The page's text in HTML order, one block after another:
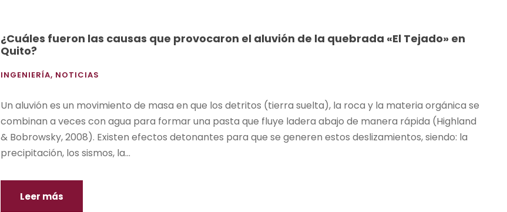
¿Cuáles fueron las causas que provocaron el aluvión de la quebrada «El Tejado» en
Quito?
INGENIERÍA, NOTICIAS
Un aluvión es un movimiento de masa en que los detritos (tierra suelta), la roca y la materia orgánica se
combinan a veces con agua para formar una pasta que fluye ladera abajo de manera rápida (Highland
& Bobrowsky, 2008). Existen efectos detonantes para que se generen estos deslizamientos, siendo: la
precipitación, los sismos, la...
Leer más